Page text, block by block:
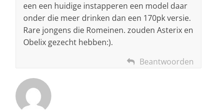
een een huidige instapperen een model daar
onder die meer drinken dan een 170pk versie.
Rare jongens die Romeinen. zouden Asterix en
Obelix gezecht hebben:).
Beantwoorden